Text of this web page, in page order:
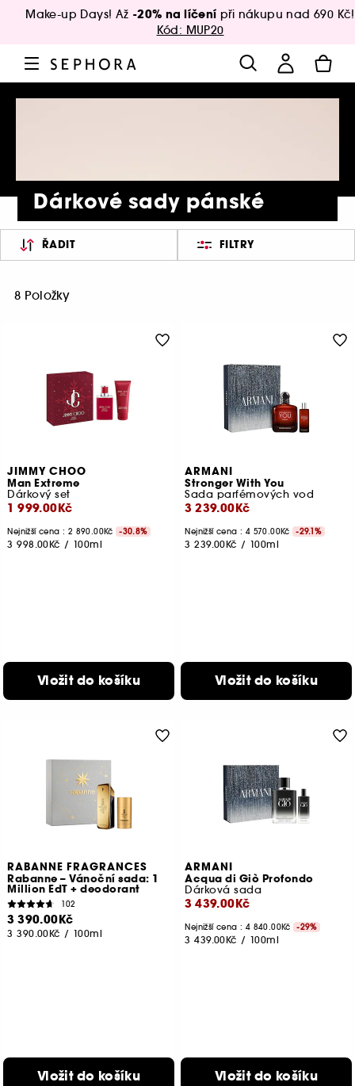
Make-up Days! Až -20% na líčení při nákupu nad 690 Kč!
Kód: MUP20
Dárkové sady pánské
ŘADIT FILTRY
8 Položky
JIMMY CHOO
Man Extreme
Dárkový set
1 999.00Kč
Nejnižší cena : 2 890.00Kč -30.8%
3 998.00Kč / 100ml
Vložit do košíku
ARMANI
Stronger With You
Sada parfémových vod
3 239.00Kč
Nejnižší cena : 4 570.00Kč -29.1%
3 239.00Kč / 100ml
Vložit do košíku
RABANNE FRAGRANCES
Rabanne – Vánoční sada: 1
Million EdT + deodorant
102
3 390.00Kč
3 390.00Kč / 100ml
Vložit do košíku
ARMANI
Acqua di Giò Profondo
Dárková sada
3 439.00Kč
Nejnižší cena : 4 840.00Kč -29%
3 439.00Kč / 100ml
Vložit do košíku